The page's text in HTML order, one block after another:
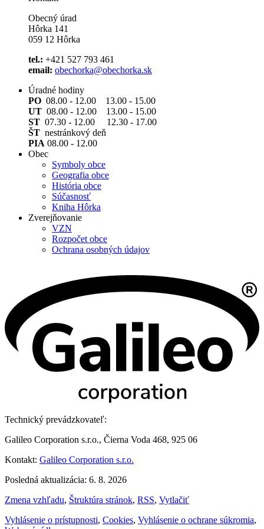
Obecný úrad
Hôrka 141
059 12 Hôrka
tel.: +421 527 793 461
email: obechorka@obechorka.sk
Úradné hodiny
PO 08.00 - 12.00 13.00 - 15.00
UT 08.00 - 12.00 13.00 - 15.00
ST 07.30 - 12.00 12.30 - 17.00
ŠT nestránkový deň
PIA 08.00 - 12.00
Obec
Symboly obce
Geografia obce
História obce
Súčasnosť
Kniha Hôrka
Zverejňovanie
VZN
Rozpočet obce
Ochrana osobných údajov
Technický prevádzkovateľ:
Galileo Corporation s.r.o., Čierna Voda 468, 925 06
Kontakt: Galileo Corporation s.r.o.
Posledná aktualizácia: 6. 8. 2026
Zmena vzhľadu, Štruktúra stránok, RSS, Vytlačiť
Vyhlásenie o prístupnosti, Cookies, Vyhlásenie o ochrane súkromia,